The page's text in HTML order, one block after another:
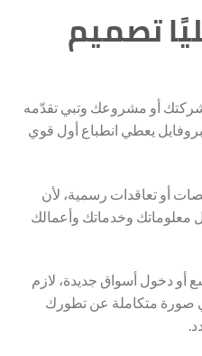
تصميم
شركتك أو مشروعك وتبي تقدّمه
يعطي انطباع أول قوي
أو تعاقدات رسمية، لأن
معلوماتك وخدماتك وأعمالك
أو دخول أسواق جديدة، لازم
صورة متكاملة عن تطورك